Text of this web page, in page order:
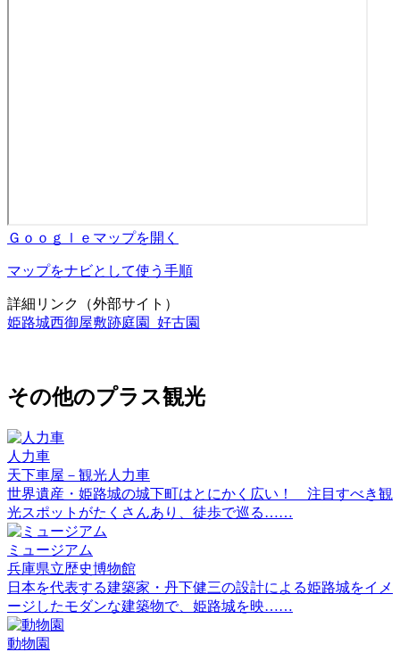
Ｇｏｏｇｌｅマップを開く
マップをナビとして使う手順
詳細リンク（外部サイト）
姫路城西御屋敷跡庭園 好古園
その他のプラス観光
人力車
天下車屋－観光人力車
世界遺産・姫路城の城下町はとにかく広い！ 注目すべき観
光スポットがたくさんあり、徒歩で巡る……
ミュージアム
兵庫県立歴史博物館
日本を代表する建築家・丹下健三の設計による姫路城をイメ
ージしたモダンな建築物で、姫路城を映……
動物園